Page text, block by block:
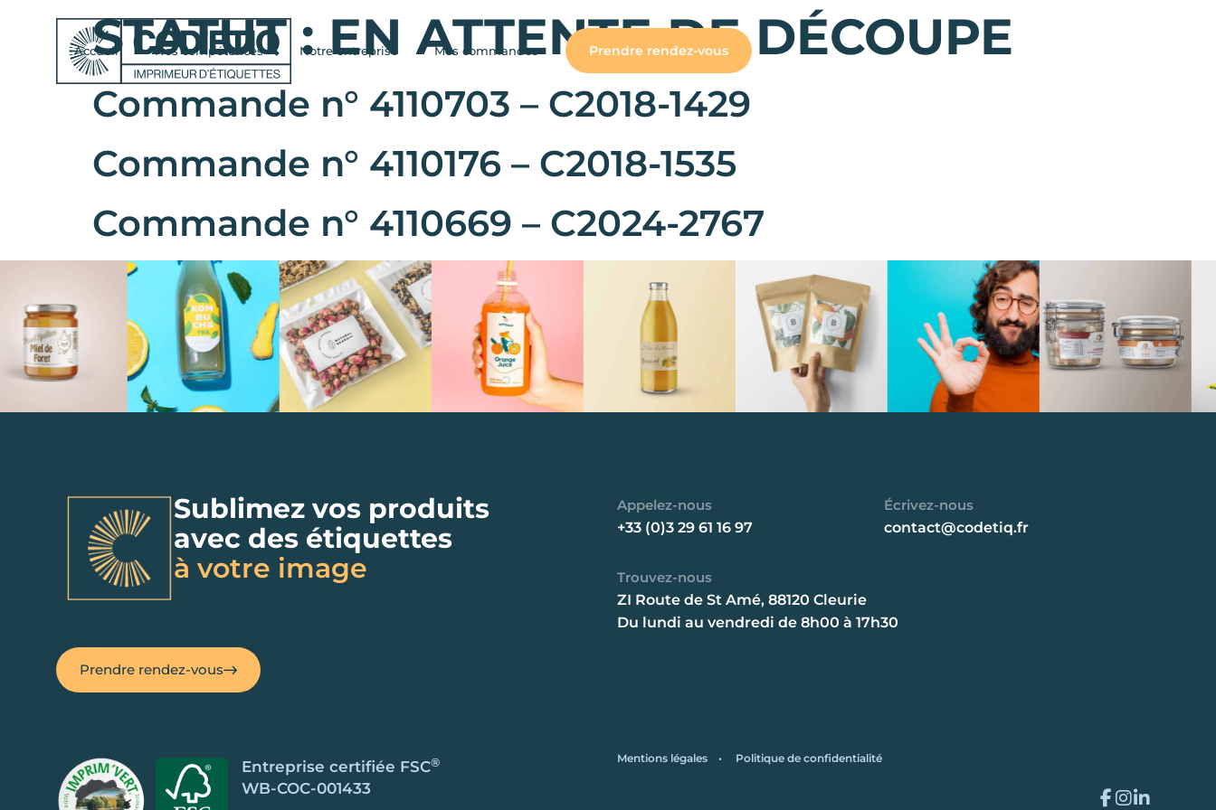
Accueil Nos compétences Notre entreprise Mes commandes Prendre rendez-vous
STATUT :EN ATTENTE DE DÉCOUPE
Commande n° 4110703 – C2018-1429
Commande n° 4110176 – C2018-1535
Commande n° 4110669 – C2024-2767
Sublimez vos produits
avec des étiquettes
à votre image
Prendre rendez-vous
Appelez-nous
+33 (0)3 29 61 16 97
Écrivez-nous
contact@codetiq.fr
Trouvez-nous
ZI Route de St Amé, 88120 Cleurie
Du lundi au vendredi de 8h00 à 17h30
Entreprise certifiée FSC®
WB-COC-001433
Mentions légales • Politique de confidentialité